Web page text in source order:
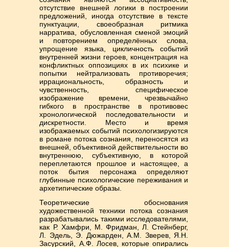
отсутствие внешней логики в построении
предложений, иногда отсутствие в тексте
пунктуации, своеобразная ритмика
нарратива, обусловленная сменой эмоций
и повторением определённых слова,
упрощение языка, цикличность событий
внутренней жизни героев, концентрация на
конфликтных оппозициях в их психике и
попытки нейтрализовать противоречия;
иррациональность, образность и
чувственность, специфическое
изображение времени, чрезвычайно
гибкого в пространстве в противовес
хронологической последовательности и
дискретности. Место и время
изображаемых событий психологизируются
в романе потока сознания, переносятся из
внешней, объективной действительности во
внутреннюю, субъективную, в которой
переплетаются прошлое и настоящее, а
поток бытия персонажа определяют
глубинные психологические переживания и
архетипические образы.
Теоретические обоснования
художественной техники потока сознания
разрабатывались такими исследователями,
как Р. Хамфри, М. Фридман, Л. Стейнберг,
Л. Эдель, Э. Дюжарден, А.М. Зверев, Я.Н.
Засурский, А.Ф. Лосев, которые опирались